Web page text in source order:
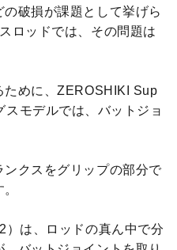
破損が課題として挙げら
ロッドでは、その問題は
ために、ZEROSHIKI Sup
モデルでは、バットジョ
クスをグリップの部分で
は、ロッドの真ん中で分